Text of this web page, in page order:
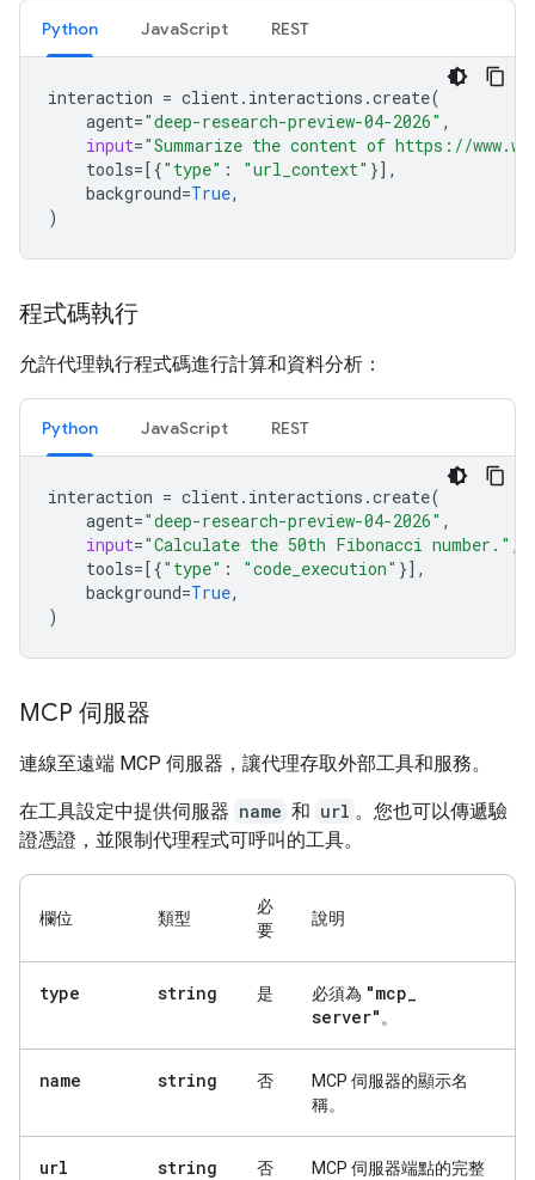
Python JavaScript REST
interaction = client. interactions .create(
agent="deep-research-preview-04-2026" ,
input="Summarize the content of https://
tools=[{"type" : "url_context" }],
background=True,
)
程式碼執行
允許代理執行程式碼進行計算和資料分析：
Python JavaScript REST
interaction = client. interactions .create(
agent="deep-research-preview-04-2026" ,
input="Calculate the 50th Fibonacci number." ,
tools=[{"type" : "code_execution" }],
background=True,
)
MCP 伺服器
連線至遠端 MCP 伺服器，讓代理存取外部工具和服務。
在工具設定中提供伺服器 name 和 url 。您也可以傳遞驗
證憑證，並限制代理程式可呼叫的工具。
欄位 類型
必
要
說明
type string 是 必須為 "mcp_
server" 。
name string 否
MCP 伺服器的顯示名
稱。
url string 否
MCP 伺服器端點的完整